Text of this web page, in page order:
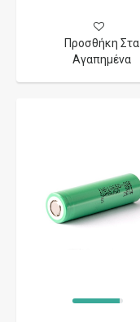
Προσθήκη Στα
Αγαπημένα